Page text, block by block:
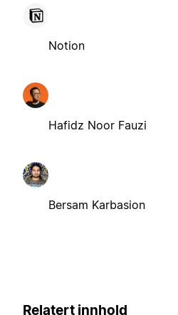
Notion
Hafidz Noor Fauzi
Bersam Karbasion
Relatert innhold